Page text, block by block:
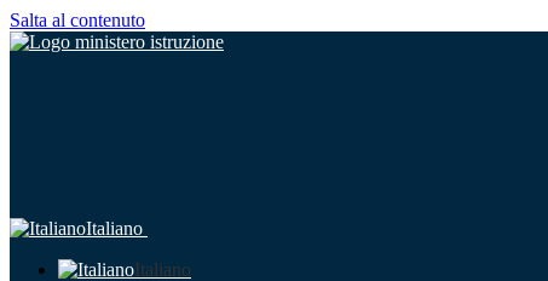
Salta al contenuto
Italiano
Italiano